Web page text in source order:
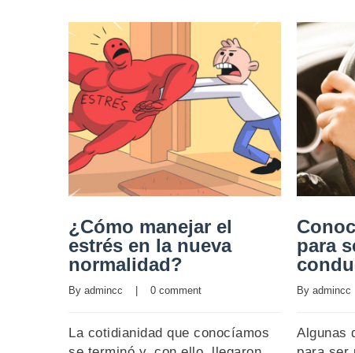
¿Cómo manejar el
estrés en la nueva
normalidad?
By admincc
    |
0 comment
La cotidianidad que conocíamos
para
By admincc
Algunas